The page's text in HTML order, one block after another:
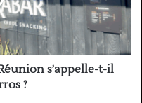
s’appelle-t-il
?